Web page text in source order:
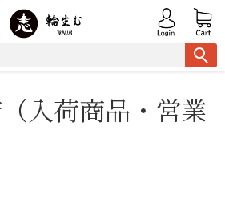
入荷商品・営業